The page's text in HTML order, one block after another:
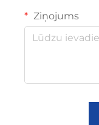
Ziņojums